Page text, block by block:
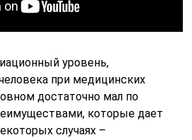
уровень,
при медицинских
достаточно мал по
которые дает
случаях –